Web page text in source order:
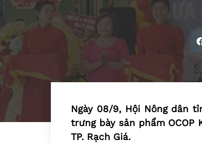
Ngày 08/9, Hội Nông dân
trưng bày sản phẩm OCOP
TP. Rạch Giá.